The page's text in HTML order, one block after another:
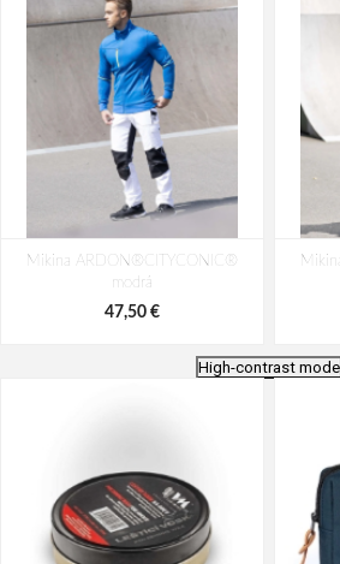
Mikina ARDON®CITYCONIC®
modrá
47,50 €
High-contrast mode